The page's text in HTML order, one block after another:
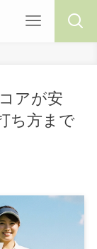
アが安
ち方まで